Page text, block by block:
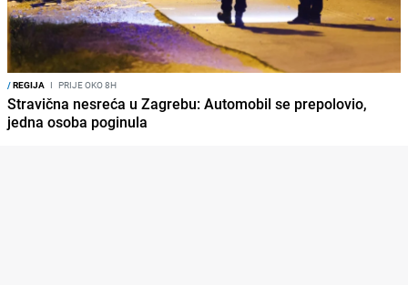
/REGIJA I PRIJE OKO 8H
Stravična nesreća u Zagrebu: Automobil se prepolovio,
jedna osoba poginula